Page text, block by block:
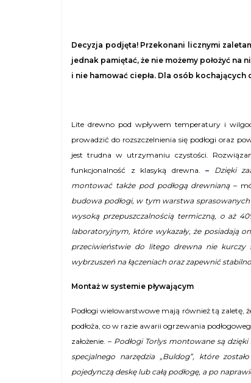
Decyzja podjęta! Przekonani licznymi
jednak pamiętać, że nie możemy położyć na
i nie hamować ciepła. Dla osób
Litedrewno podwpływem temperatury i
prowadzić do rozszczelnienia się podłogi oraz
jest trudna w utrzymaniu czystości.
funkcjonalność z klasyką drewna. – Dzięki
montować także pod podłogą drewnianą –
budowa podłogi, w tym warstwa sprasowanych
wysoką przepuszczalnością termiczną, o aż
laboratoryjnym, które wykazały, że posiadają
przeciwieństwie do litego drewna nie kurczy
wybrzuszeń na łączeniach oraz zapewnić
Montaż w systemie pływającym
Podłogi wielowarstwowe mają również tą zaletę,
podłoża, co w razie awarii ogrzewania
założenie. – Podłogi Torlys montowane są
specjalnego narzędzia „Buldog”, które
pojedynczą deskę lub całą podłogę, a po